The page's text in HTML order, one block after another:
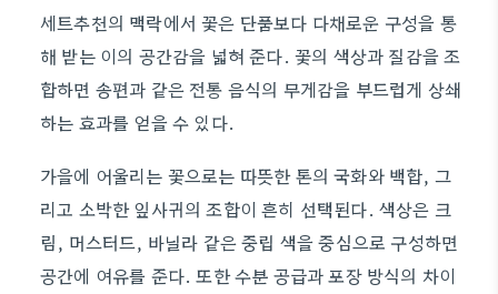
세트추천의 맥락에서 꽃은 단품보다 다채로운 구성을 통
해 받는 이의 공간감을 넓혀 준다. 꽃의 색상과 질감을 조
합하면 송편과 같은 전통 음식의 무게감을 부드럽게 상쇄
하는 효과를 얻을 수 있다.
가을에 어울리는 꽃으로는 따뜻한 톤의 국화와 백합, 그
리고 소박한 잎사귀의 조합이 흔히 선택된다. 색상은 크
림, 머스터드, 바닐라 같은 중립 색을 중심으로 구성하면
공간에 여유를 준다. 또한 수분 공급과 포장 방식의 차이